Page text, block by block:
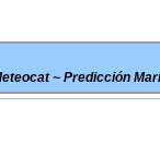
~ Predicción